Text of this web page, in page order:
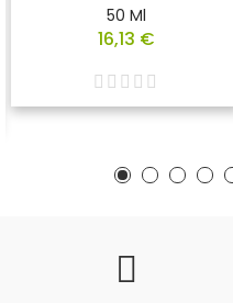
50 Ml
16,13 €